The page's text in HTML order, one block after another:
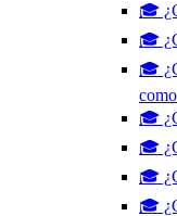
🎓
🎓
🎓
🎓
🎓
🎓
🎓